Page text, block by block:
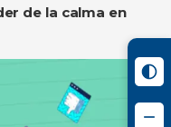
de la calma en